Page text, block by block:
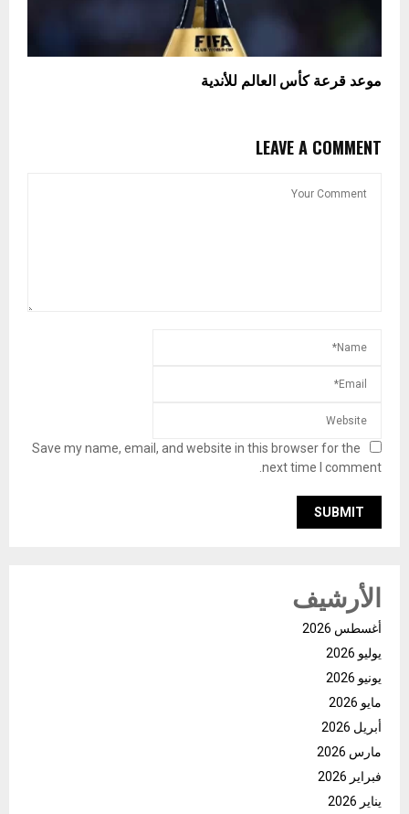
موعد قرعة كأس العالم للأندية
LEAVE A COMMENT
Save my name, email, and website in this browser for the
next time I comment.
الأرشيف
أغسطس 2026
يوليو 2026
يونيو 2026
مايو 2026
أبريل 2026
مارس 2026
فبراير 2026
يناير 2026